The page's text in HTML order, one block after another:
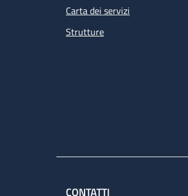
Carta dei servizi
Strutture
CONTATTI